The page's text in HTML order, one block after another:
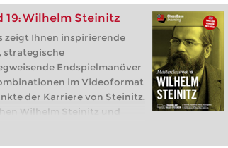
19: Wilhelm Steinitz
zeigt Ihnen inspirierende
strategische
Endspielmanöver
im Videoformat
der Karriere von Steinitz.
Wilhelm Steinitz und
Jahr 1886 wurde als erster